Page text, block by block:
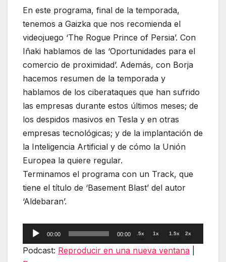
En este programa, final de la temporada,
tenemos a Gaizka que nos recomienda el
videojuego ‘The Rogue Prince of Persia’. Con
Iñaki hablamos de las ‘Oportunidades para el
comercio de proximidad’. Además, con Borja
hacemos resumen de la temporada y
hablamos de los ciberataques que han sufrido
las empresas durante estos últimos meses; de
los despidos masivos en Tesla y en otras
empresas tecnológicas; y de la implantación de
la Inteligencia Artificial y de cómo la Unión
Europea la quiere regular.
Terminamos el programa con un Track, que
tiene el título de ‘Basement Blast’ del autor
‘Aldebaran’.
Reproductor
de
00:00 00:00 .5x 1x 1.5x 2x
Podcast: Reproducir en una nueva ventana